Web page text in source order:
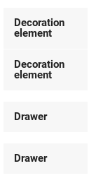
Decoration
element
Decoration
element
Drawer
Drawer